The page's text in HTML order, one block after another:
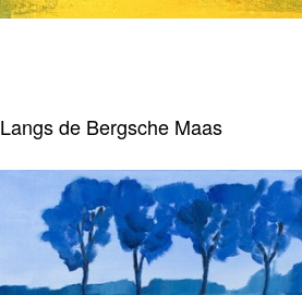
Langs de Bergsche Maas